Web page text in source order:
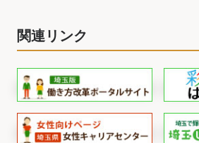
関連リンク